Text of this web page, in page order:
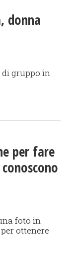
donna
di gruppo in
per fare
foto in
ottenere